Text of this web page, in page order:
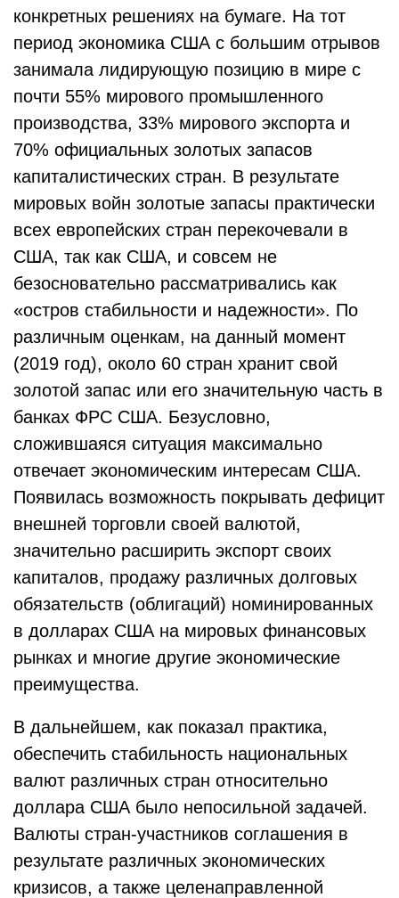
конкретных решениях на бумаге. На тот
период экономика США с большим отрывов
занимала лидирующую позицию в мире с
почти 55% мирового промышленного
производства, 33% мирового экспорта и
70% официальных золотых запасов
капиталистических стран. В результате
мировых войн золотые запасы практически
всех европейских стран перекочевали в
США, так как США, и совсем не
безосновательно рассматривались как
«остров стабильности и надежности». По
различным оценкам, на данный момент
(2019 год), около 60 стран хранит свой
золотой запас или его значительную часть в
банках ФРС США. Безусловно,
сложившаяся ситуация максимально
отвечает экономическим интересам США.
Появилась возможность покрывать дефицит
внешней торговли своей валютой,
значительно расширить экспорт своих
капиталов, продажу различных долговых
обязательств (облигаций) номинированных
в долларах США на мировых финансовых
рынках и многие другие экономические
преимущества.
В дальнейшем, как показал практика,
обеспечить стабильность национальных
валют различных стран относительно
доллара США было непосильной задачей.
Валюты стран-участников соглашения в
результате различных экономических
кризисов, а также целенаправленной